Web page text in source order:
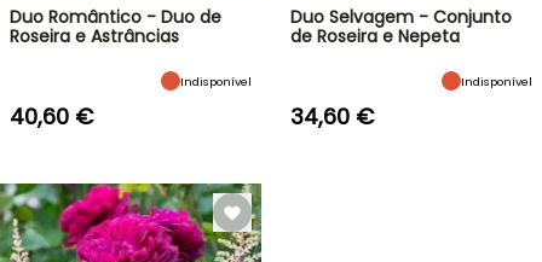
Duo Romântico - Duo de
Roseira e Astrâncias
Indisponível
40,60 €
Duo Selvagem - Conjunto
de Roseira e Nepeta
Indisponível
34,60 €